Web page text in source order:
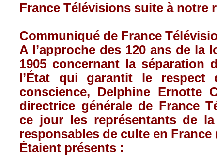
France Télévisions suite à notre
Communiqué de France
A l’approche des 120 ans de la
1905 concernant la séparation
l’État qui garantit le respect
conscience, Delphine Ernotte
directrice générale de France
ce jour les représentants de
responsables de culte en France
Étaient présents :